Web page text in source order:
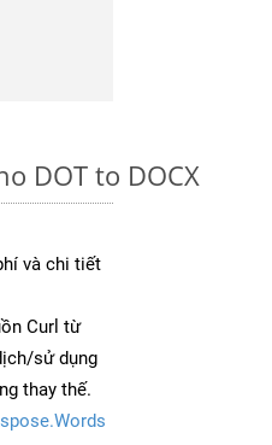
DOT to DOCX
và chi tiết
Curl từ
sử dụng
thay thế.